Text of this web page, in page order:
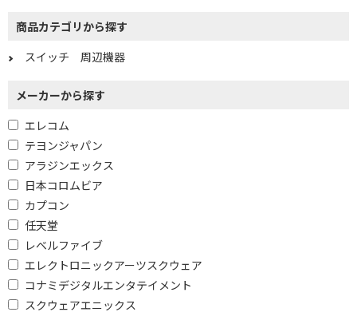
商品カテゴリから探す
スイッチ 周辺機器
メーカーから探す
エレコム
テヨンジャパン
アラジンエックス
日本コロムビア
カプコン
任天堂
レベルファイブ
エレクトロニックアーツスクウェア
コナミデジタルエンタテイメント
スクウェアエニックス
フリーワードで絞り込む
除外する
除外する にチェックを入れると、指定したワード
を除外して検索します。
円~